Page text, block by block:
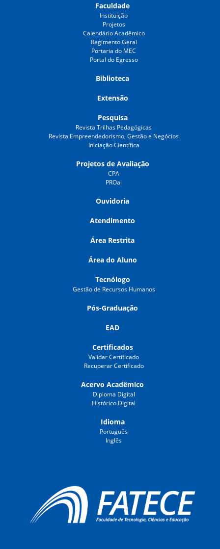
Faculdade
Instituição
Projetos
Calendário Acadêmico
Regimento Geral
Portaria do MEC
Portal do Egresso
Biblioteca
Extensão
Pesquisa
Revista Trilhas Pedagógicas
Revista Empreendedorismo, Gestão e Negócios
Iniciação Científica
Projetos de Avaliação
CPA
PROai
Ouvidoria
Atendimento
Área Restrita
Área do Aluno
Tecnólogo
Gestão de Recursos Humanos
Pós-Graduação
EAD
Certificados
Validar Certificado
Recuperar Certificado
Acervo Acadêmico
Diploma Digital
Histórico Digital
Idioma
Português
Inglês